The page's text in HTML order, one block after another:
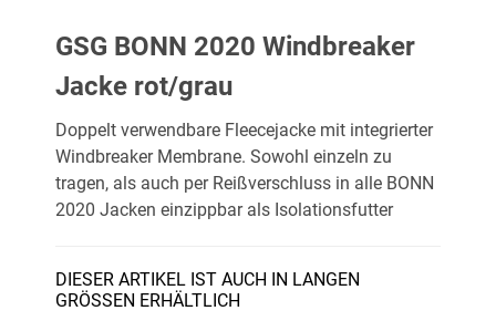
GSG BONN 2020 Windbreaker
Jacke rot/grau
Doppelt verwendbare Fleecejacke mit integrierter
Windbreaker Membrane. Sowohl einzeln zu
tragen, als auch per Reißverschluss in alle BONN
2020 Jacken einzippbar als Isolationsfutter
DIESER ARTIKEL IST AUCH IN LANGEN
GRÖSSEN ERHÄLTLICH